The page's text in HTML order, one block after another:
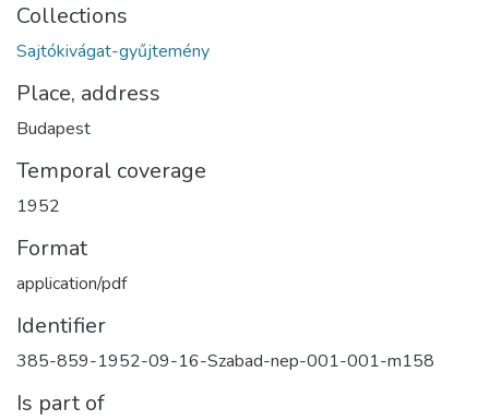
Collections
Sajtókivágat-gyűjtemény
Place, address
Budapest
Temporal coverage
1952
Format
application/pdf
Identifier
385-859-1952-09-16-Szabad-nep-001-001-m158
Is part of